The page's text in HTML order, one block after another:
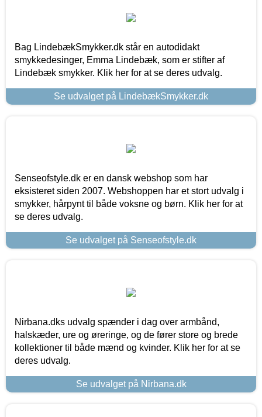
Bag LindebækSmykker.dk står en autodidakt
smykkedesinger, Emma Lindebæk, som er stifter af
Lindebæk smykker. Klik her for at se deres udvalg.
Se udvalget på LindebækSmykker.dk
Senseofstyle.dk er en dansk webshop som har
eksisteret siden 2007. Webshoppen har et stort udvalg i
smykker, hårpynt til både voksne og børn. Klik her for at
se deres udvalg.
Se udvalget på Senseofstyle.dk
Nirbana.dks udvalg spænder i dag over armbånd,
halskæder, ure og øreringe, og de fører store og brede
kollektioner til både mænd og kvinder. Klik her for at se
deres udvalg.
Se udvalget på Nirbana.dk